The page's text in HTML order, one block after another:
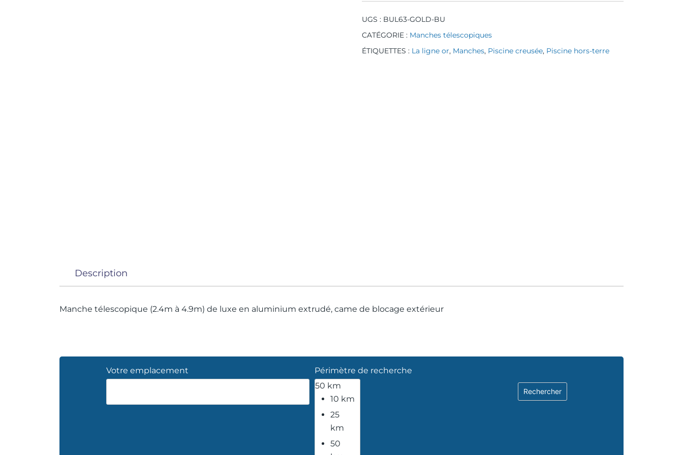
UGS : BUL63-GOLD-BU
CATÉGORIE : Manches télescopiques
ÉTIQUETTES : La ligne or, Manches, Piscine creusée, Piscine hors-terre
Description
Manche télescopique (2.4m à 4.9m) de luxe en aluminium extrudé, came de blocage extérieur
Votre emplacement
Périmètre de recherche
50 km
10 km
25
km
50